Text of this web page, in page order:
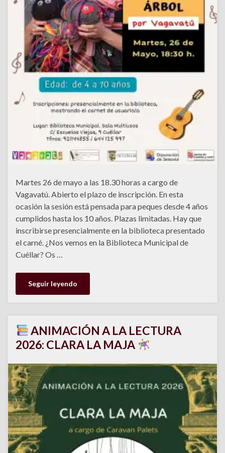
Martes 26 de mayo a las 18.30 horas a cargo de
Vagavatú. Abierto el plazo de inscripción. En esta
ocasión la sesión está pensada para peques desde 4 años
cumplidos hasta los 10 años. Plazas limitadas. Hay que
inscribirse presencialmente en la biblioteca presentado
el carné. ¿Nos vemos en la Biblioteca Municipal de
Cuéllar? Os …
Seguir leyendo
ANIMACIÓN A LA LECTURA
2026: CLARA LA MAJA